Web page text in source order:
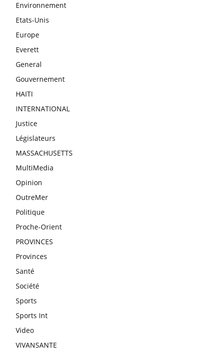
Environnement
Etats-Unis
Europe
Everett
General
Gouvernement
HAITI
INTERNATIONAL
Justice
Législateurs
MASSACHUSETTS
MultiMedia
Opinion
OutreMer
Politique
Proche-Orient
PROVINCES
Provinces
Santé
Société
Sports
Sports Int
Video
VIVANSANTE